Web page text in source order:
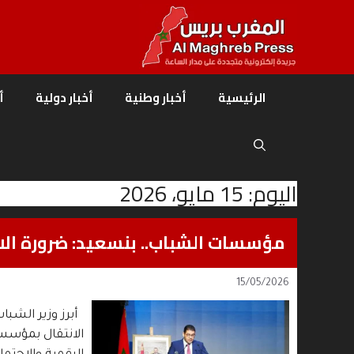
الرئيسية أخبار وطنية أخبار دولية
اليوم:15 مايو، 2026
مؤسسات الشباب.. بنسعيد: ضرورة
15/05/2026
أبرز وزير
الانتقال